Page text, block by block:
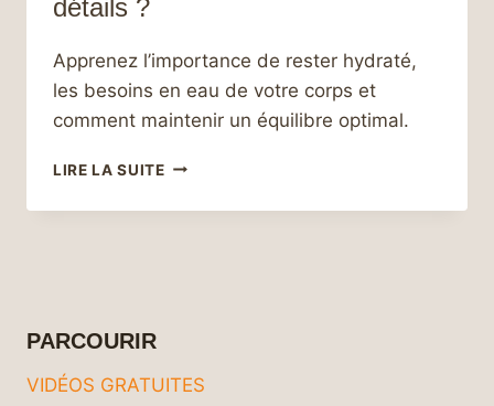
détails ?
Apprenez l’importance de rester hydraté,
les besoins en eau de votre corps et
comment maintenir un équilibre optimal.
LIRE LA SUITEHYDRATATION
COMBIEN
DÉTAILS
PARCOURIR
VIDÉOS GRATUITES